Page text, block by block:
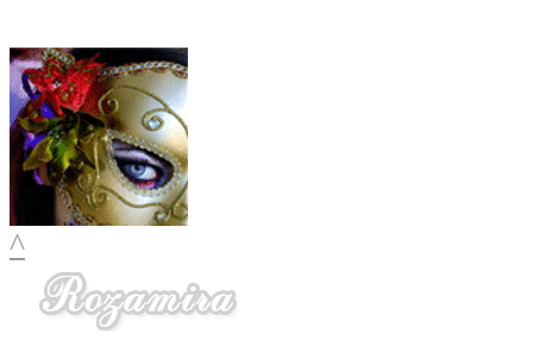
^